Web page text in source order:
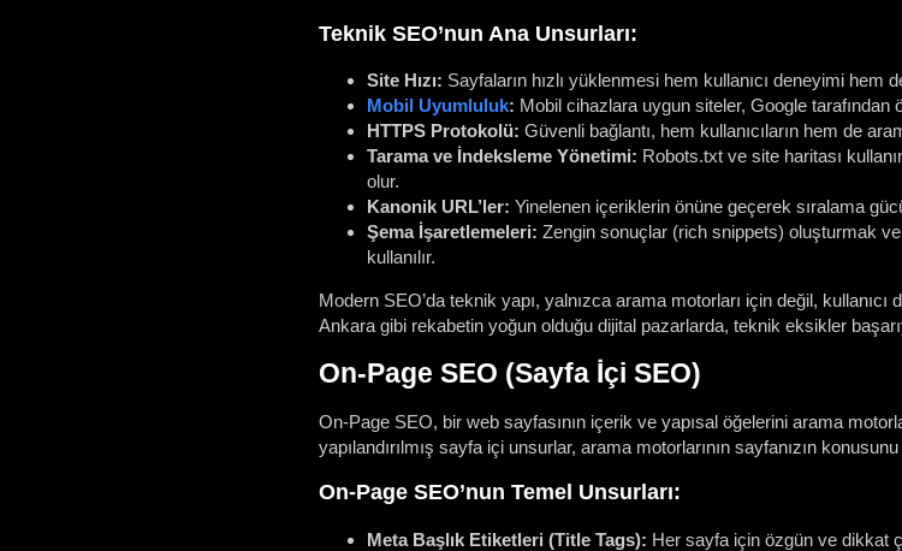
Teknik SEO’nun Ana Unsurları:
Site Hızı: Sayfaların hızlı yüklenmesi hem kullanıcı deneyimi hem
Mobil Uyumluluk: Mobil cihazlara uygun siteler, Google tarafından
HTTPS Protokolü: Güvenli bağlantı, hem kullanıcıların hem de
Tarama ve İndeksleme Yönetimi: Robots.txt ve site haritası
olur.
Kanonik URL’ler: Yinelenen içeriklerin önüne geçerek sıralama
Şema İşaretlemeleri: Zengin sonuçlar (rich snippets) oluşturmak
kullanılır.
Modern SEO’da teknik yapı, yalnızca arama motorları için değil,
Ankara gibi rekabetin yoğun olduğu dijital pazarlarda, teknik eksikler
On-Page SEO (Sayfa İçi SEO)
On-Page SEO, bir web sayfasının içerik ve yapısal öğelerini arama
yapılandırılmış sayfa içi unsurlar, arama motorlarının sayfanızın
On-Page SEO’nun Temel Unsurları:
Meta Başlık Etiketleri (Title Tags): Her sayfa için özgün ve dikkat